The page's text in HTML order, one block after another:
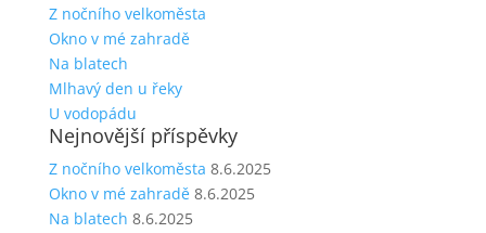
Z nočního velkoměsta
Okno v mé zahradě
Na blatech
Mlhavý den u řeky
U vodopádu
Nejnovější příspěvky
Z nočního velkoměsta 8.6.2025
Okno v mé zahradě 8.6.2025
Na blatech 8.6.2025